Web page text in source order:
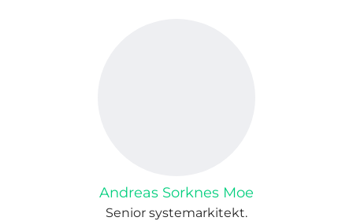
Andreas Sorknes Moe
Senior systemarkitekt.